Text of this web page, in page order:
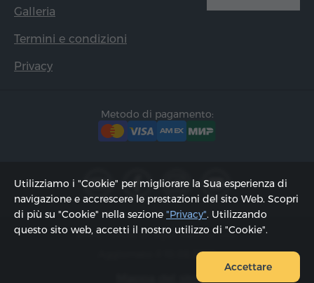
Galleria
Termini e condizioni
Privacy
Metodo di pagamento:
2002 - 2026, © "Hyur Service" Ltd;
Aggiornato il 10.08.2026
Mappa del sito
Utilizziamo i "Cookie" per migliorare la Sua esperienza di
navigazione e accrescere le prestazioni del sito Web. Scopri
di più su "Cookie" nella sezione "Privacy". Utilizzando
questo sito web, accetti il ​​nostro utilizzo di "Cookie".
Accettare